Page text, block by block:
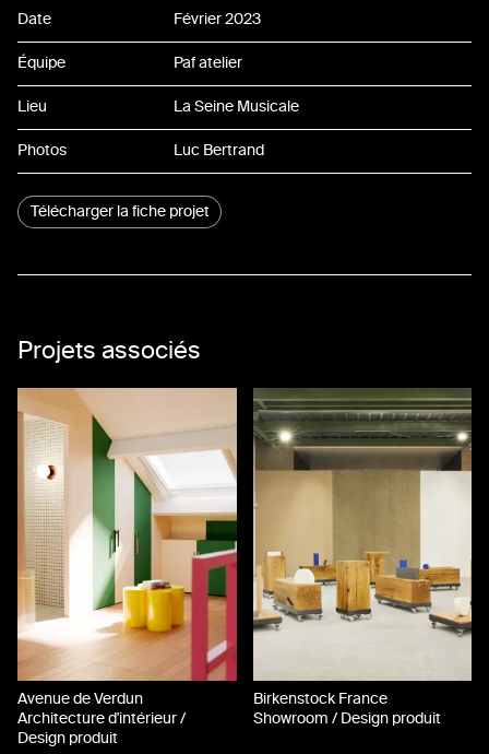
Date Février 2023
Équipe Paf atelier
Lieu La Seine Musicale
Photos Luc Bertrand
Télécharger la fiche projet
12
13
14
15
17
20
21
Projets associés
Avenue de Verdun
Architecture d'intérieur /
Design produit
Birkenstock France
Showroom / Design produit